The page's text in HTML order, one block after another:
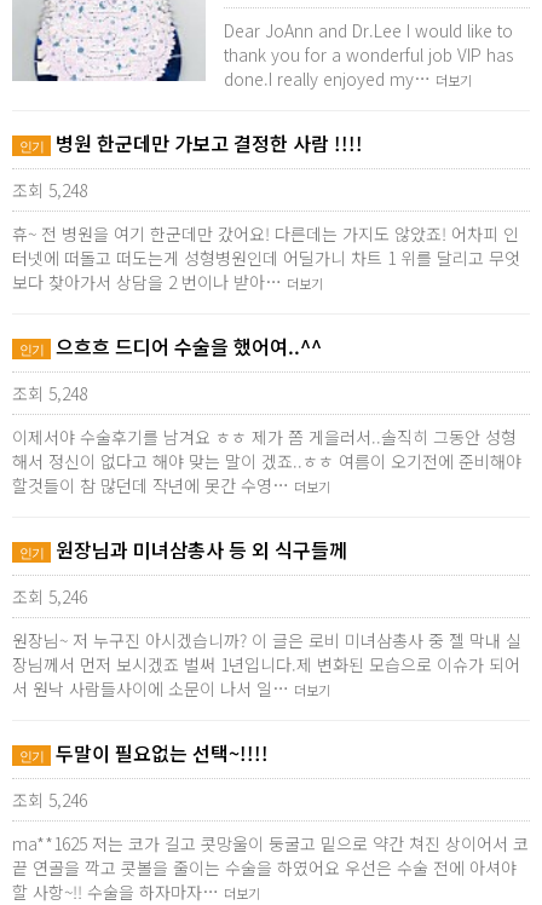
Dear JoAnn and Dr.Lee I would like to
thank you for a wonderful job VIP has
done.I really enjoyed my… 더보기
인기 병원 한군데만 가보고 결정한 사람 !!!!
조회 5,248
휴~ 전 병원을 여기 한군데만 갔어요! 다른데는 가지도 않았죠! 어차피 인
터넷에 떠돌고 떠도는게 성형병원인데 어딜가니 차트 1 위를 달리고 무엇
보다 찾아가서 상담을 2 번이나 받아… 더보기
인기 으흐흐 드디어 수술을 했어여..^^
조회 5,248
이제서야 수술후기를 남겨요 ㅎㅎ 제가 쫌 게을러서..솔직히 그동안 성형
해서 정신이 없다고 해야 맞는 말이 겠죠..ㅎㅎ 여름이 오기전에 준비해야
할것들이 참 많던데 작년에 못간 수영… 더보기
인기 원장님과 미녀삼총사 등 외 식구들께
조회 5,246
원장님~ 저 누구진 아시겠습니까? 이 글은 로비 미녀삼총사 중 젤 막내 실
장님께서 먼저 보시겠죠 벌써 1년입니다.제 변화된 모습으로 이슈가 되어
서 원낙 사람들사이에 소문이 나서 일… 더보기
인기 두말이 필요없는 선택~!!!!
조회 5,246
ma**1625 저는 코가 길고 콧망울이 둥굴고 밑으로 약간 쳐진 상이어서 코
끝 연골을 깍고 콧볼을 줄이는 수술을 하였어요 우선은 수술 전에 아셔야
할 사항~!! 수술을 하자마자… 더보기